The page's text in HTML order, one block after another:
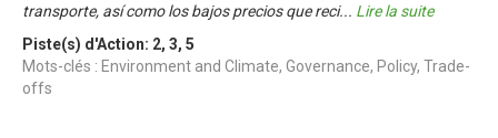
transporte, así como los bajos precios que reci... Lire la suite
Piste(s) d'Action: 2, 3, 5
Mots-clés : Environment and Climate, Governance, Policy, Trade-
offs